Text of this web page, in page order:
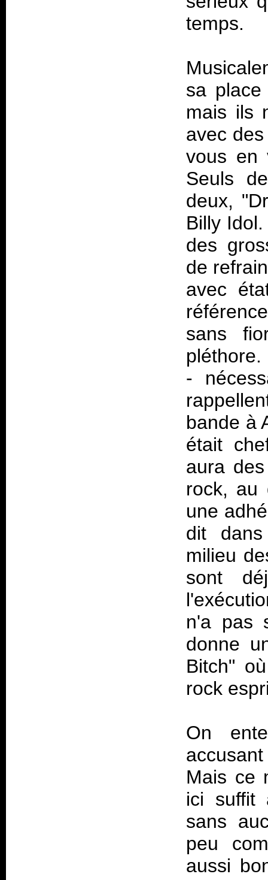
temps.
sa
mais ils
avec
vous en
Seuls
deux,
Billy
des
de
avec
sans
pléthore.
-
bande à
était
aura
rock, au
une
dit
milieu
sont
n'a pas
donne
Bitch"
rock
On
Mais ce
ici suffit
sans
peu
aussi